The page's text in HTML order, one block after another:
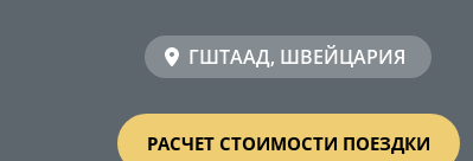
ГШТААД, ШВЕЙЦАРИЯ
РАСЧЕТ СТОИМОСТИ ПОЕЗДКИ